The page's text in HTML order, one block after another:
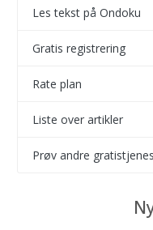
Les tekst på Ondoku
Gratis registrering
Rate plan
Liste over artikler
Prøv andre